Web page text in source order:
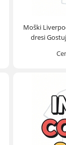
Moški
dresi